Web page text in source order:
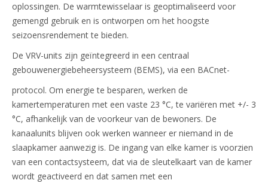
oplossingen. De warmtewisselaar is geoptimaliseerd voor
gemengd gebruik en is ontworpen om het hoogste
seizoensrendement te bieden.
De VRV-units zijn geïntegreerd in een centraal
gebouwenergiebeheersysteem (BEMS), via een BACnet-
protocol. Om energie te besparen, werken de
kamertemperaturen met een vaste 23 °C, te variëren met +/- 3
°C, afhankelijk van de voorkeur van de bewoners. De
kanaalunits blijven ook werken wanneer er niemand in de
slaapkamer aanwezig is. De ingang van elke kamer is voorzien
van een contactsysteem, dat via de sleutelkaart van de kamer
wordt geactiveerd en dat samen met een